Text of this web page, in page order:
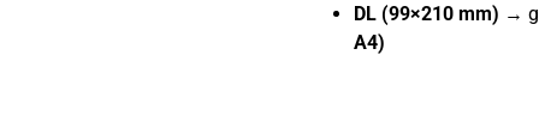
DL (99×210 mm) →
A4)